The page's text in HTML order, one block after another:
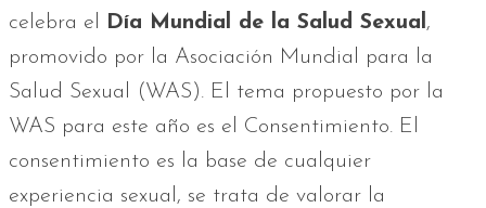
celebra el
Día Mundial de la Salud Sexual ,
promovido por la Asociación Mundial para la
Salud Sexual (WAS). El tema propuesto por la
WAS para este año es el Consentimiento. El
consentimiento es la base de cualquier
experiencia sexual, se trata de valorar la